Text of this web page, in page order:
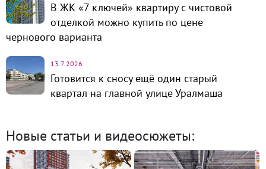
В ЖК «7 ключей» квартиру с чистовой
отделкой можно купить по цене
чернового варианта
13.7.2026
Готовится к сносу ещё один старый
квартал на главной улице Уралмаша
Новые статьи и видеосюжеты: